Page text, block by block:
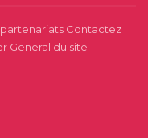
Contactez
General du site